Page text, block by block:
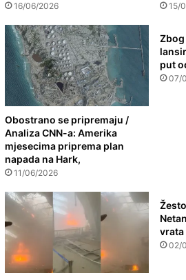
16/06/2026 15/
Obostrano se pripremaju /
Analiza CNN-a: Amerika
mjesecima priprema plan
napada na Hark,
11/06/2026
Zbog
put
07/
vrata
02/